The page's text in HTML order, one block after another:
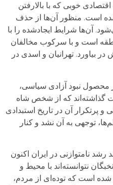
اخیر (اوایل دهۀ ۴۰ش به بعد) به سبب رشد اقتصادی خوبی که با بالارفتن
شده است. منظور آن‌ها از حذف
ساواک مدیریت می‌شود. آن‌ها شرایط ایجادشده را با
است و با سرکوب مخالفان
بیاورد. تهرانیان و اسدی در
محصول نبود آزادی سیاسی،
دو جامعه‌شناس بر این نکته دست گذاشته‌اند که از شخص شاه
و پرتکرار آن در تاریخ استبدادی
توجهی به آن نشد و کنار
نامتوازنی در ایران اکنون
نتوانسته‌اند با محیط و
شده است که توده‌ای از مردم،